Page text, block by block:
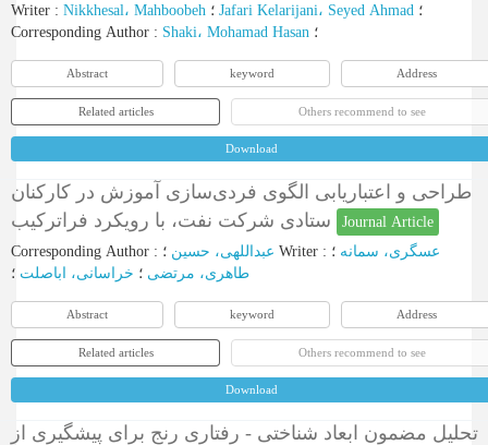
Writer : Nikkhesal، Mahboobeh Jafari Kelarijani، Seyed Ahmad ؛
Corresponding Author : Shaki، Mohamad Hasan ؛
Abstract keyword Address
Related articles Others recommend to see
Download
طراحی و اعتباریابی الگوی فردی‌سازی آموزش در کارکنان
Journal Article
Corresponding Author : عبداللهی، حسین Writer : عسگری، سمانه ؛
طاهری، مرتضی ؛ خراسانی، اباصلت ؛
Abstract keyword Address
Related articles Others recommend to see
Download
تحلیل مضمون ابعاد شناختی - رفتاری رنج برای پیشگیری از